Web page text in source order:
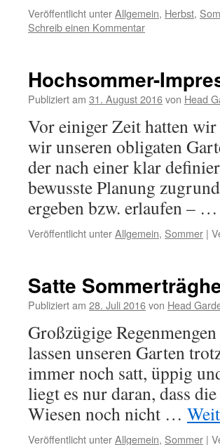
Veröffentlicht unterAllgemein, Herbst,
Schreib einen Kommentar
Hochsommer-
Publiziert am 31. August 2016von Head
Vor einiger Zeit hatten
wir unseren obligaten
der nach einer klar
bewusste Planung
ergeben bzw. erlaufen – …
Veröffentlicht unterAllgemein, Sommer |
Satte
Publiziert am 28. Juli 2016von Head
Großzügige
lassen unseren Garten
immer noch satt, üppig
liegt es nur daran, dass
Wiesen noch nicht …
Veröffentlicht unterAllgemein, Sommer |